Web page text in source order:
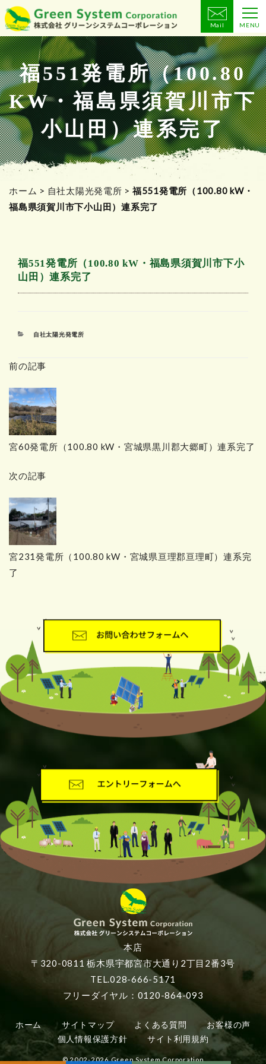
コ
ン
テ
ン
ツ
へ
ス
キ
ッ
プ
Mail MENU
福551発電所（100.80
KW・福島県須賀川市下
小山田）連系完了
ホーム > 自社太陽光発電所 > 福551発電所（100.80 kW・
福島県須賀川市下小山田）連系完了
福551発電所（100.80 kW・福島県須賀川市下小
山田）連系完了
カ
リ
自社太陽光発電所
前の記事
宮60発電所（100.80 kW・宮城県黒川郡大郷町）連系完了
次の記事
宮231発電所（100.80 kW・宮城県亘理郡亘理町）連系完
了
本店
〒320-0811 栃木県宇都宮市大通り2丁目2番3号
TEL.028-666-5171
フリーダイヤル：0120-864-093
ホーム サイトマップ よくある質問
お客様の声
個人情報保護方針
サイト利用規約
© 2002-2026 Green System Corporation